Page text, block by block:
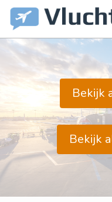
Bekijk
Bekijk